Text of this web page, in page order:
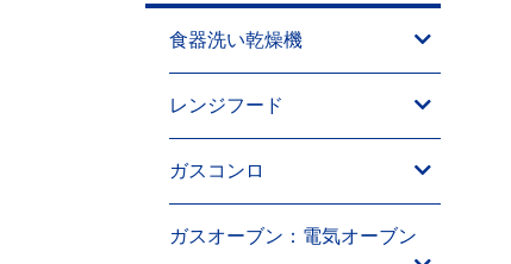
食器洗い乾燥機
レンジフード
ガスコンロ
ガスオーブン：電気オーブン